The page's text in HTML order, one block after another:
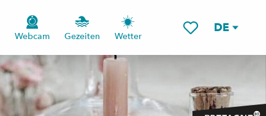
DE
Webcam Gezeiten Wetter